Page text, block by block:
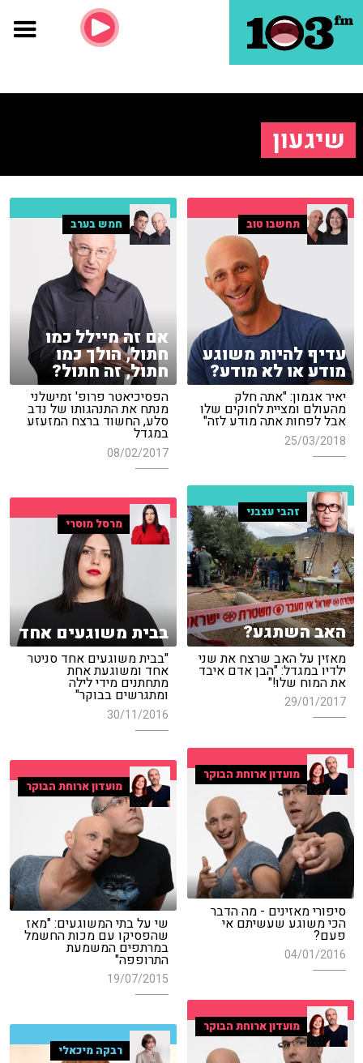
שיגעון
תחשבו טוב
עדיף להיות משוגע
מודע או לא מודע?
יאיר אגמון: "אתה חלק
מהעולם ומציית לחוקים שלו
אבל לפחות אתה מודע לזה"
25/03/2018
חמש בערב
אם זה מיילל כמו
חתול, הולך כמו
חתול, זה חתול?
הפסיכיאטר פרופ' זמישלני
מנתח את התנהגותו של נדב
סלע, החשוד ברצח המזעזע
במגדל
08/02/2017
זהבי עצבני
האב השתגע?
מאזין על האב שרצח את שני
ילדיו במגדל: "הבן אדם איבד
את המוח שלו!"
29/01/2017
מרסל מוסרי
בבית משוגעים אחד
"בבית משוגעים אחד סניטר
אחד ומשוגעת אחת
מתחתנים מידי לילה
ומתגרשים בבוקר"
30/11/2016
מועדון ארוחת הבוקר
סיפורי מאזינים - מה הדבר
הכי משוגע שעשיתם אי
פעם?
04/01/2016
מועדון ארוחת הבוקר
שי על בתי המשוגעים: "מאז
שהפסיקו עם מכות החשמל
במרתפים המשמעת
התרופפה"
19/07/2015
מועדון ארוחת הבוקר
רבקה מיכאלי